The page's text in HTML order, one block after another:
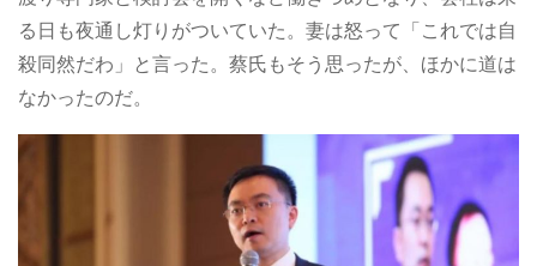
る日も夜通し灯りがついていた。妻は怒って「これでは自
殺同然だわ」と言った。蔡氏もそう思ったが、ほかに道は
なかったのだ。